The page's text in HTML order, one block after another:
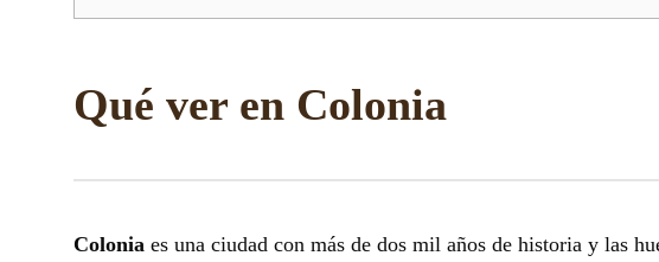
Qué ver en Colonia
Colonia es una ciudad con más de dos mil años de historia y las